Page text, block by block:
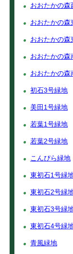
おおたかの森
おおたかの森
おおたかの森
おおたかの森
おおたかの森
初石3号緑地
美田1号緑地
若葉1号緑地
若葉2号緑地
こんぴら緑地
東初石1号緑
東初石2号緑
東初石3号緑
東初石4号緑
青風緑地